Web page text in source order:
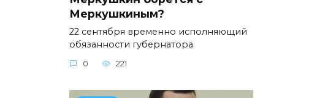
Меркушкиным?
22 сентября временно исполняющий
обязанности губернатора
0 221